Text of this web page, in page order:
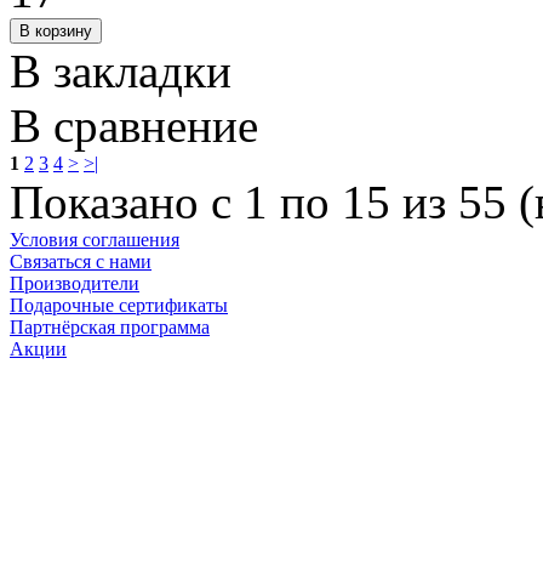
В закладки
В сравнение
1 2 3 4 > >|
Показано с 1 по 15 из 55
Условия соглашения
Связаться с нами
Производители
Подарочные сертификаты
Партнёрская программа
Акции